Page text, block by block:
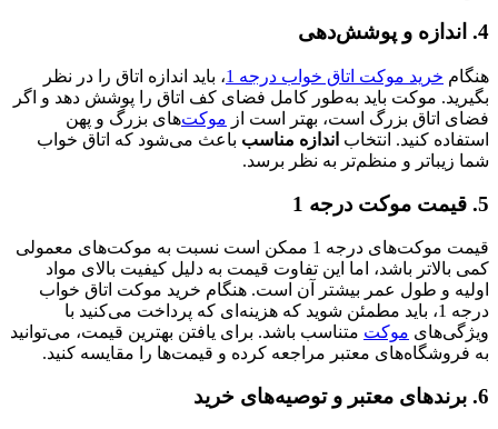
4. اندازه و پوشش‌دهی
هنگام خرید موکت اتاق خواب درجه 1
، باید اندازه اتاق را در نظر
بگیرید. موکت باید به‌طور کامل فضای کف اتاق را پوشش دهد و اگر
فضای اتاق بزرگ است، بهتر است از موکت‌های بزرگ و پهن
استفاده کنید. انتخاب اندازه مناسب باعث می‌شود که اتاق خواب
شما زیباتر و منظم‌تر به نظر برسد.
5. قیمت موکت درجه 1
قیمت موکت‌های درجه 1 ممکن است نسبت به موکت‌های معمولی
کمی بالاتر باشد، اما این تفاوت قیمت به دلیل کیفیت بالای مواد
اولیه و طول عمر بیشتر آن است. هنگام خرید موکت اتاق خواب
درجه 1، باید مطمئن شوید که هزینه‌ای که پرداخت می‌کنید با
ویژگی‌های موکت متناسب باشد. برای یافتن بهترین قیمت، می‌توانید
به فروشگاه‌های معتبر مراجعه کرده و قیمت‌ها را مقایسه کنید.
6. برندهای معتبر و توصیه‌های خرید